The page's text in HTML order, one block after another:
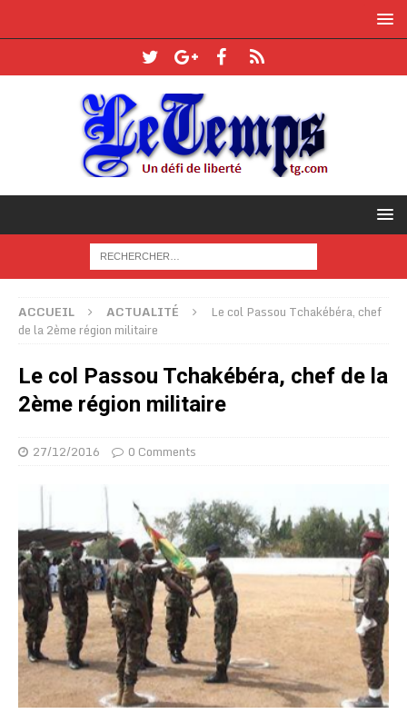
ACCUEIL ACTUALITÉ
Le col Passou Tchakébéra, chef
de la 2ème région militaire
Le col Passou Tchakébéra, chef de la
2ème région militaire
27/12/2016 0 Comments